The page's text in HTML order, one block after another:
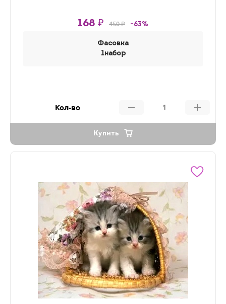
168 ₽ 450 ₽ -63%
Фасовка
1набор
Кол-во
Купить